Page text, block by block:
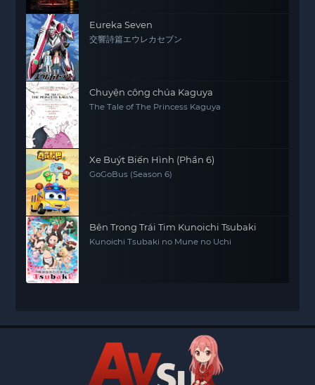
Eureka Seven
交響詩篇エウレカセブン
Chuyện công chúa Kaguya
The Tale of The Princess Kaguya
Xe Buýt Biến Hình (Phần 6)
GoGoBus (Season 6)
Bên Trong Trái Tim Kunoichi Tsubaki
Kunoichi Tsubaki no Mune no Uchi